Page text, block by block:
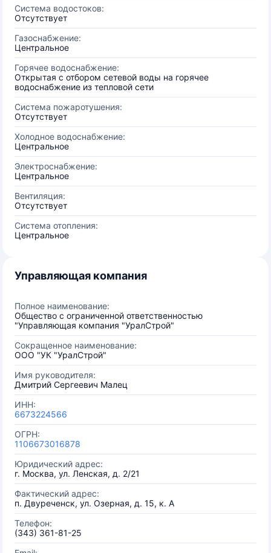
Система водостоков:
Отсутствует
Газоснабжение:
Центральное
Горячее водоснабжение:
Открытая с отбором сетевой воды на горячее
водоснабжение из тепловой сети
Система пожаротушения:
Отсутствует
Холодное водоснабжение:
Центральное
Электроснабжение:
Центральное
Вентиляция:
Отсутствует
Система отопления:
Центральное
Управляющая компания
Полное наименование:
Общество с ограниченной ответственностью
"Управляющая компания "УралСтрой"
Сокращенное наименование:
ООО "УК "УралСтрой"
Имя руководителя:
Дмитрий Сергеевич Малец
ИНН:
6673224566
ОГРН:
1106673016878
Юридический адрес:
г. Москва, ул. Ленская, д. 2/21
Фактический адрес:
п. Двуреченск, ул. Озерная, д. 15, к. А
Телефон:
(343) 361-81-25